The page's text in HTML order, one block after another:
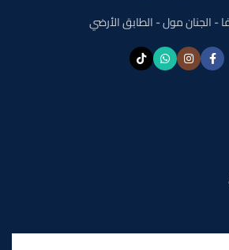
- الجنان مول - الطابق الأرضي